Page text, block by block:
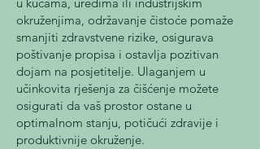
okruženjima, održavanje čistoće pomaže
smanjiti zdravstvene rizike, osigurava
poštivanje propisa i ostavlja pozitivan
dojam na posjetitelje. Ulaganjem u
učinkovita rješenja za čišćenje možete
osigurati da vaš prostor ostane u
optimalnom stanju, potičući zdravije i
produktivnije okruženje.